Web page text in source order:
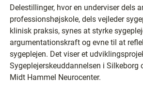
Delestillinger, hvor en underviser dels
professionshøjskole, dels vejleder
klinisk praksis, synes at styrke
argumentationskraft og evne til at
sygeplejen. Det viser et
Sygeplejerskeuddannelsen i Silkeborg
Midt Hammel Neurocenter.